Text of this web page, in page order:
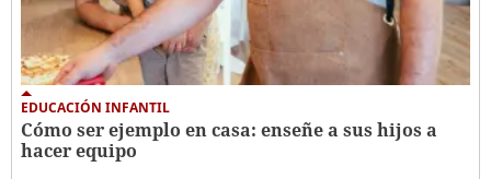
EDUCACIÓN INFANTIL
Cómo ser ejemplo en casa: enseñe a sus hijos a
hacer equipo